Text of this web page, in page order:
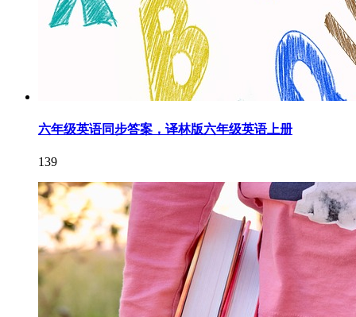
六年级英语同步答案，译林版六年级英语上册
139